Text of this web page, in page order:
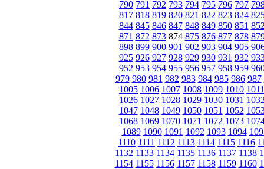
790 791 792 793 794 795 796 797
817 818 819 820 821 822 823 824
844 845 846 847 848 849 850 851
871 872 873874 875 876 877 878
898 899 900 901 902 903 904 905
925 926 927 928 929 930 931 932
952 953 954 955 956 957 958 959
979 980 981 982 983 984 985 986 987
1005 1006 1007 1008 1009 1010 1011
1026 1027 1028 1029 1030 1031
1047 1048 1049 1050 1051 1052
1068 1069 1070 1071 1072 1073
1089 1090 1091 1092 1093 1094
1110 1111 1112 1113 1114 1115 1116
1132 1133 1134 1135 1136 1137 1138
1154 1155 1156 1157 1158 1159 1160